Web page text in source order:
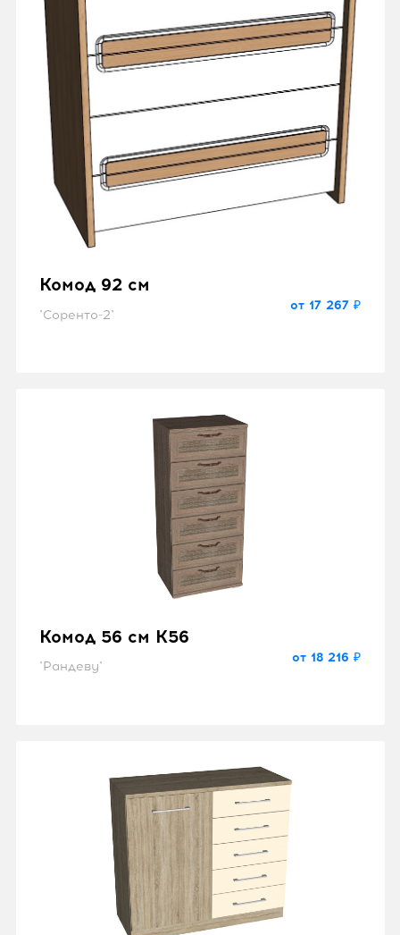
Комод 92 см
"Соренто-2"
от 17 267 ₽
Комод 56 см K56
"Рандеву"
от 18 216 ₽